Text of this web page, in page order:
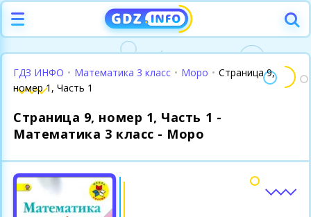
ГДЗ ИНФО • Математика 3 класс • Моро • Страница 9,
номер 1, Часть 1
Страница 9, номер 1, Часть 1 -
Математика 3 класс - Моро